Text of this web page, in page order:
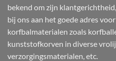
bekend om zijn
bij ons aan het goede adres
korfbalmaterialen zoals
kunststofkorven in diverse
verzorgingsmaterialen, etc.